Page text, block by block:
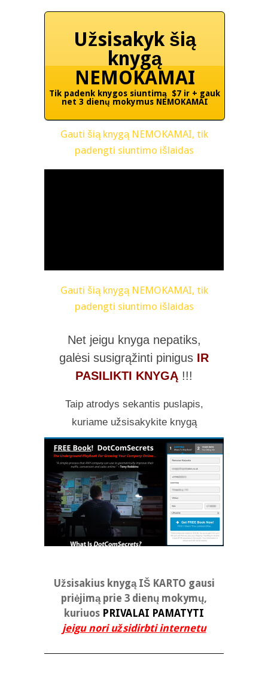
Užsisakyk šią
knygą
NEMOKAMAI
Tik padenk knygos siuntimą $7 ir + gauk
net 3 dienų mokymus NEMOKAMAI
Gauti šią knygą NEMOKAMAI, tik
padengti siuntimo išlaidas
Gauti šią knygą NEMOKAMAI, tik
padengti siuntimo išlaidas
Net jeigu knyga nepatiks,
galėsi susigrąžinti pinigus IR
PASILIKTI KNYGĄ !!!
Taip atrodys sekantis puslapis,
kuriame užsisakykite knygą
Užsisakius knygą IŠ KARTO gausi
priėjimą prie 3 dienų mokymų,
kuriuos PRIVALAI PAMATYTI
jeigu nori užsidirbti internetu